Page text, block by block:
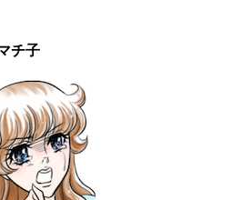
チ子